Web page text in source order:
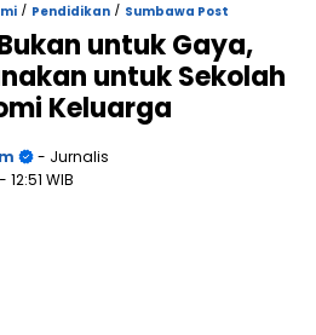
/ Pendidikan / Sumbawa Post
untuk Gaya,
untuk Sekolah
Keluarga
- Jurnalis
- 12:51 WIB